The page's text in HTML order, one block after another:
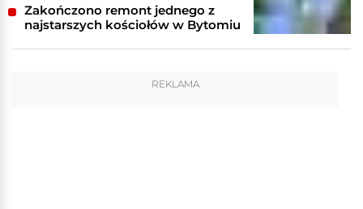
Zakończono remont jednego z
najstarszych kościołów w Bytomiu
REKLAMA